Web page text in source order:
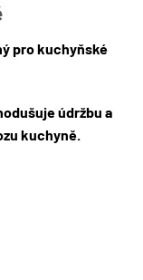
pro kuchyňské
údržbu a
kuchyně.